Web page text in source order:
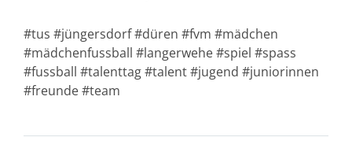
#tus #jüngersdorf #düren #fvm #mädchen
#mädchenfussball #langerwehe #spiel #spass
#fussball #talenttag #talent #jugend #juniorinnen
#freunde #team